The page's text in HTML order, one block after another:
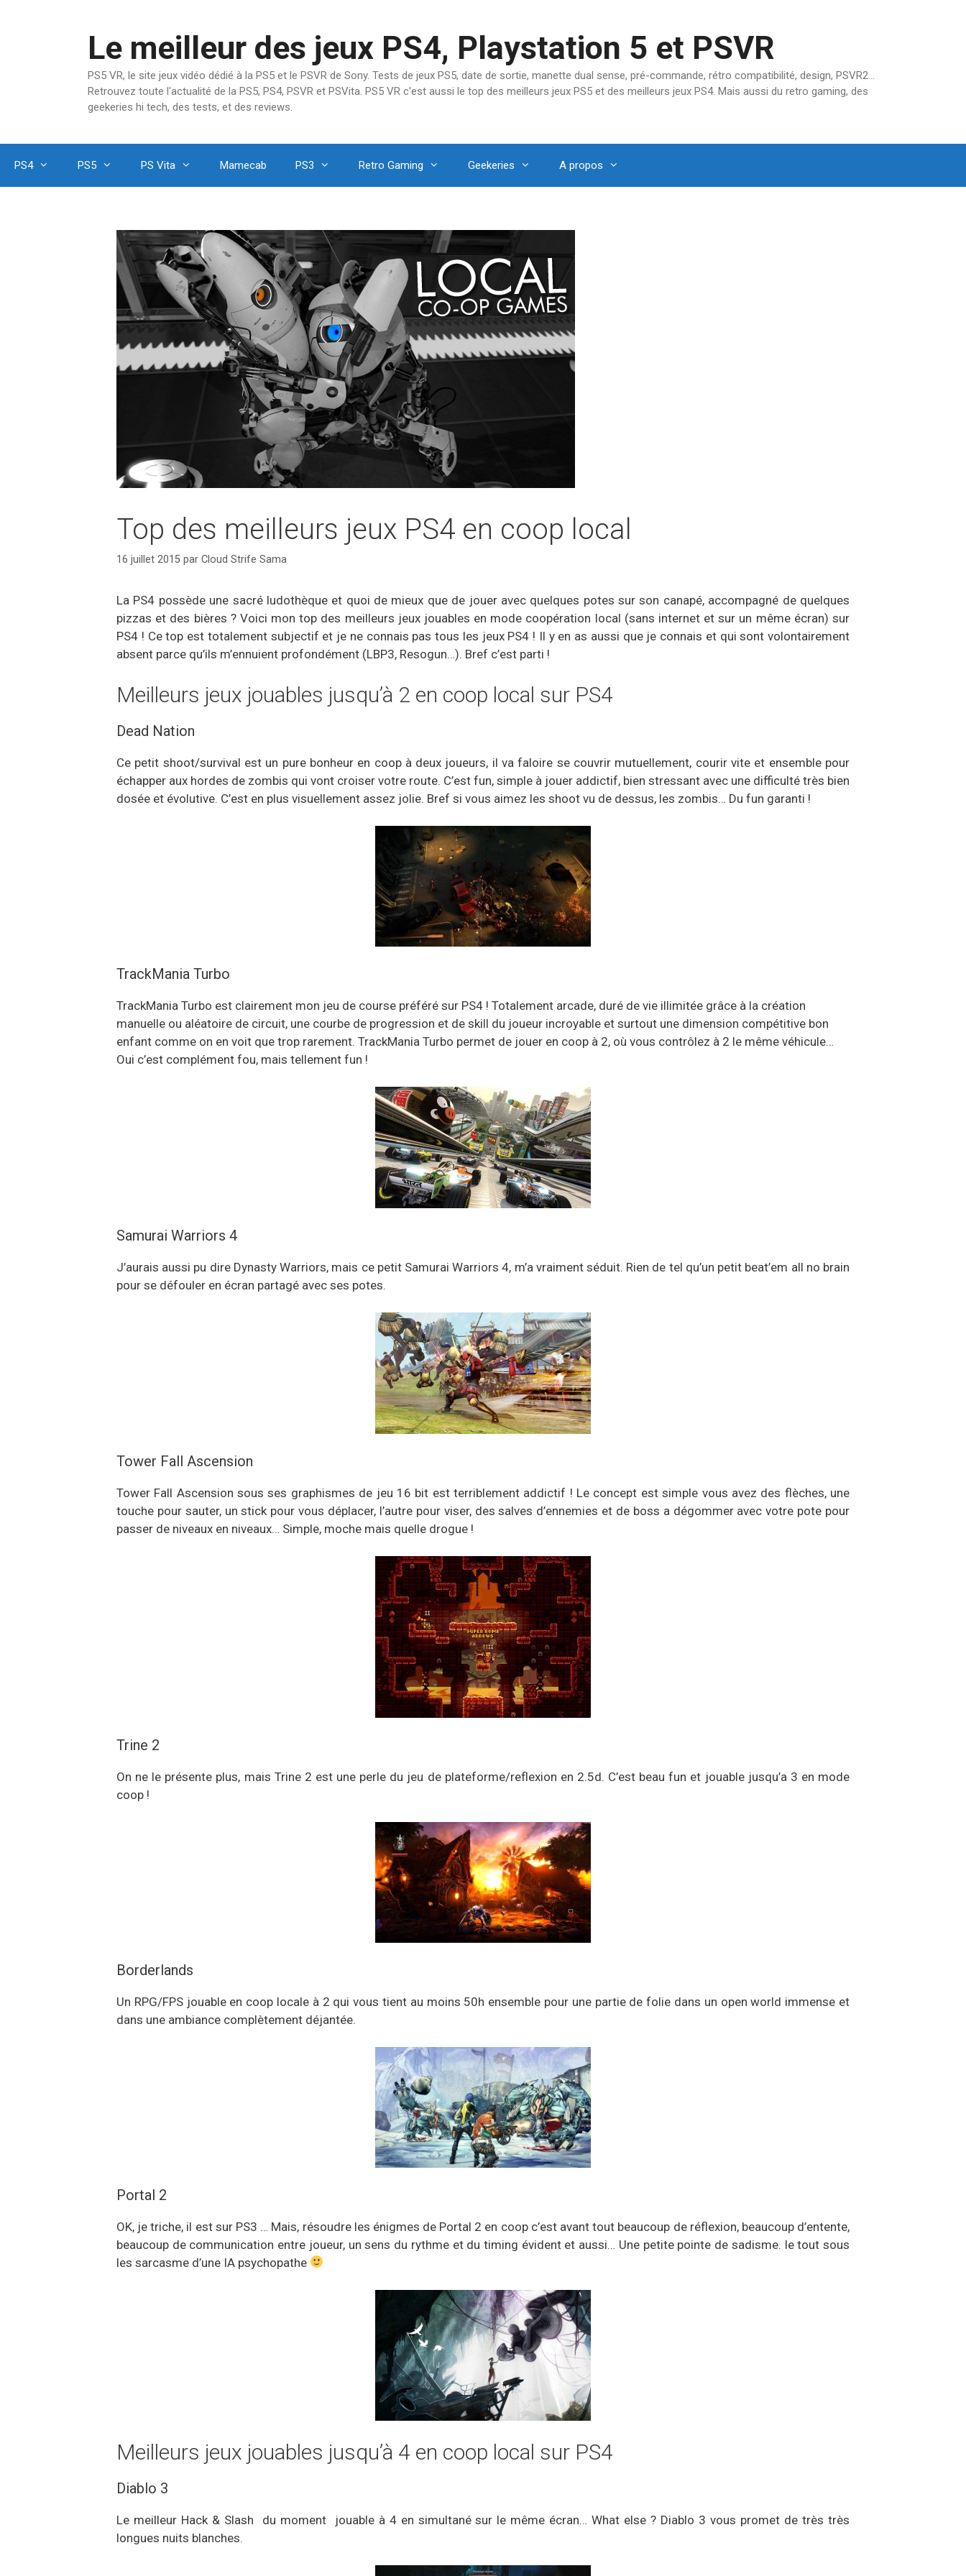
Le meilleur des jeux PS4, Playstation 5 et PSVR
PS5 VR, le site jeux vidéo dédié à la PS5 et le PSVR de Sony. Tests de jeux PS5, date de sortie, manette dual sense, pré-commande, rétro compatibilité, design, PSVR2…
Retrouvez toute l'actualité de la PS5, PS4, PSVR et PSVita. PS5 VR c'est aussi le top des meilleurs jeux PS5 et des meilleurs jeux PS4. Mais aussi du retro gaming, des
geekeries hi tech, des tests, et des reviews.
PS4 PS5 PS Vita Mamecab PS3 Retro Gaming Geekeries A propos
Top des meilleurs jeux PS4 en coop local
16 juillet 2015 par Cloud Strife Sama
La PS4 possède une sacré ludothèque et quoi de mieux que de jouer avec quelques potes sur son canapé, accompagné de quelques
pizzas et des bières ? Voici mon top des meilleurs jeux jouables en mode coopération local (sans internet et sur un même écran) sur
PS4 ! Ce top est totalement subjectif et je ne connais pas tous les jeux PS4 ! Il y en as aussi que je connais et qui sont volontairement
absent parce qu’ils m’ennuient profondément (LBP3, Resogun…). Bref c’est parti !
Meilleurs jeux jouables jusqu’à 2 en coop local sur PS4
Dead Nation
Ce petit shoot/survival est un pure bonheur en coop à deux joueurs, il va faloire se couvrir mutuellement, courir vite et ensemble pour
échapper aux hordes de zombis qui vont croiser votre route. C’est fun, simple à jouer addictif, bien stressant avec une difficulté très bien
dosée et évolutive. C’est en plus visuellement assez jolie. Bref si vous aimez les shoot vu de dessus, les zombis… Du fun garanti !
TrackMania Turbo
TrackMania Turbo est clairement mon jeu de course préféré sur PS4 ! Totalement arcade, duré de vie illimitée grâce à la création
manuelle ou aléatoire de circuit, une courbe de progression et de skill du joueur incroyable et surtout une dimension compétitive bon
enfant comme on en voit que trop rarement. TrackMania Turbo permet de jouer en coop à 2, où vous contrôlez à 2 le même véhicule…
Oui c’est complément fou, mais tellement fun !
Samurai Warriors 4
J’aurais aussi pu dire Dynasty Warriors, mais ce petit Samurai Warriors 4, m’a vraiment séduit. Rien de tel qu’un petit beat’em all no brain
pour se défouler en écran partagé avec ses potes.
Tower Fall Ascension
Tower Fall Ascension sous ses graphismes de jeu 16 bit est terriblement addictif ! Le concept est simple vous avez des flèches, une
touche pour sauter, un stick pour vous déplacer, l’autre pour viser, des salves d’ennemies et de boss a dégommer avec votre pote pour
passer de niveaux en niveaux… Simple, moche mais quelle drogue !
Trine 2
On ne le présente plus, mais Trine 2 est une perle du jeu de plateforme/reflexion en 2.5d. C’est beau fun et jouable jusqu’a 3 en mode
coop !
Borderlands
Un RPG/FPS jouable en coop locale à 2 qui vous tient au moins 50h ensemble pour une partie de folie dans un open world immense et
dans une ambiance complètement déjantée.
Portal 2
OK, je triche, il est sur PS3 … Mais, résoudre les énigmes de Portal 2 en coop c’est avant tout beaucoup de réflexion, beaucoup d’entente,
beaucoup de communication entre joueur, un sens du rythme et du timing évident et aussi… Une petite pointe de sadisme. le tout sous
les sarcasme d’une IA psychopathe
Meilleurs jeux jouables jusqu’à 4 en coop local sur PS4
Diablo 3
Le meilleur Hack & Slash du moment jouable à 4 en simultané sur le même écran… What else ? Diablo 3 vous promet de très très
longues nuits blanches.